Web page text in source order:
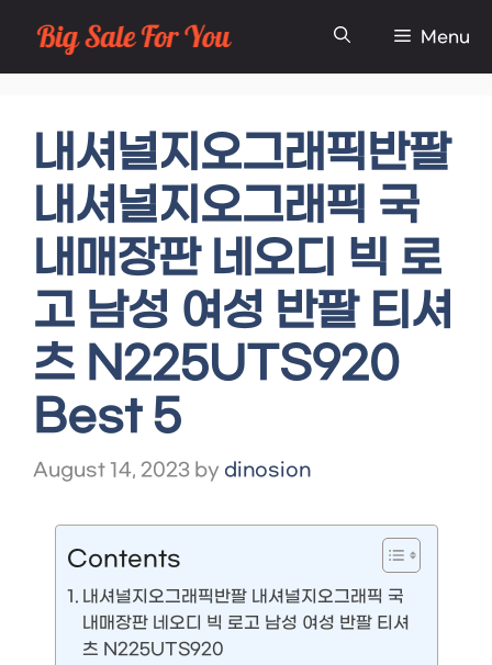
Skip
to
Menu
내셔널지오그래픽반팔
내셔널지오그래픽 국
내매장판 네오디 빅 로
고 남성 여성 반팔 티셔
츠 N225UTS920
Best 5
August 14, 2023 by dinosion
Contents
내셔널지오그래픽반팔 내셔널지오그래픽 국
내매장판 네오디 빅 로고 남성 여성 반팔 티셔
츠 N225UTS920